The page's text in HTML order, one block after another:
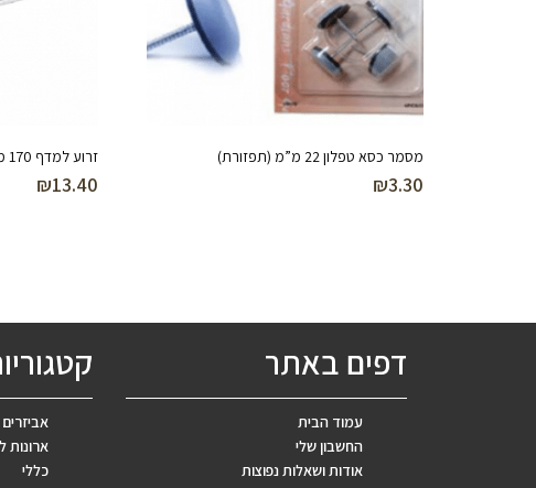
מסמר כסא טפלון 22 מ”מ (תפזורת)
₪3.30
זרוע למדף 170 מ”מ (לבן)
₪13.40
דפים באתר
עמוד הבית
החשבון שלי
אודות ושאלות נפוצות
אביזרים
ארונות
כללי